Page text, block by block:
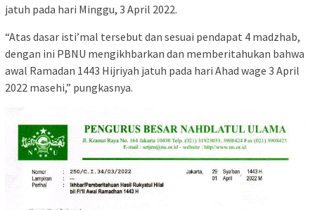
jatuh pada hari Minggu, 3 April 2022.
“Atas dasar isti’mal tersebut dan sesuai pendapat 4 madzhab,
dengan ini PBNU mengikhbarkan dan memberitahukan bahwa
awal Ramadan 1443 Hijriyah jatuh pada hari Ahad wage 3 April
2022 masehi,” pungkasnya.